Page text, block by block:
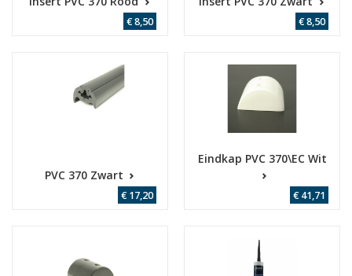
€ 8,50 € 8,50
€ 17,20
PVC 370 Zwart
€ 41,71
Eindkap PVC 370\EC Wit